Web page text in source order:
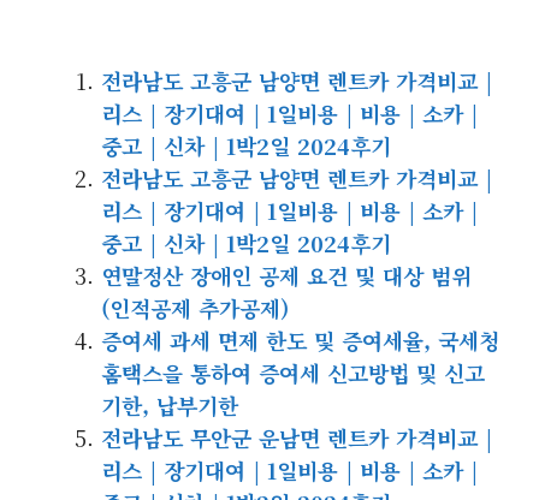
전라남도 고흥군 남양면 렌트카 가격비교 |
리스 | 장기대여 | 1일비용 | 비용 | 소카 |
중고 | 신차 | 1박2일 2024후기
전라남도 고흥군 남양면 렌트카 가격비교 |
리스 | 장기대여 | 1일비용 | 비용 | 소카 |
중고 | 신차 | 1박2일 2024후기
연말정산 장애인 공제 요건 및 대상 범위
(인적공제 추가공제)
증여세 과세 면제 한도 및 증여세율, 국세청
홈택스을 통하여 증여세 신고방법 및 신고
기한, 납부기한
전라남도 무안군 운남면 렌트카 가격비교 |
리스 | 장기대여 | 1일비용 | 비용 | 소카 |